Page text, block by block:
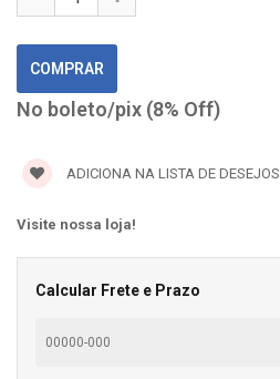
No boleto/pix (8% Off)
ADICIONA NA LISTA DE DESEJOS
Visite nossa loja!
Calcular Frete e Prazo